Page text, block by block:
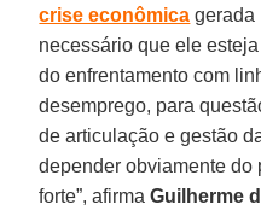
crise econômica gerada
necessário que ele
do enfrentamento com
desemprego, para
de articulação e gestão
depender obviamente do
forte”, afirmaGuilherme